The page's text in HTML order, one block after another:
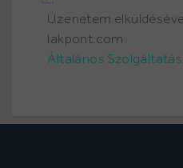
Üzenetem
lakpont.com
Általános